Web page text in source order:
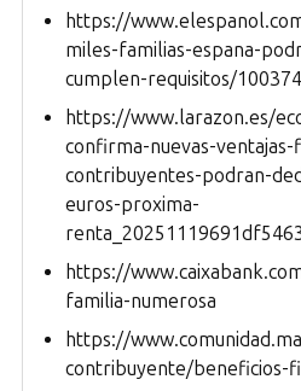
https://
miles-familias-espana-
cumplen-requisitos/
https://www.larazon.es/
confirma-nuevas-ventajas-
contribuyentes-podran-
euros-proxima-
https://
familia-numerosa
https://
contribuyente/beneficios-